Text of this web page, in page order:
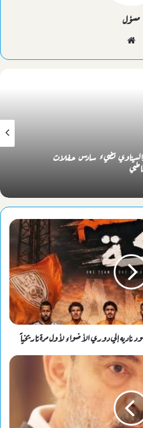
مسؤل
تضيء سادس حفلات
ناديه إلي دوري الأضواء لأول مرة تاريخياً